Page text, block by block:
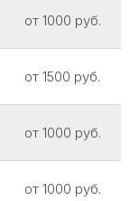
от 1000 руб.
от 1500 руб.
от 1000 руб.
от 1000 руб.